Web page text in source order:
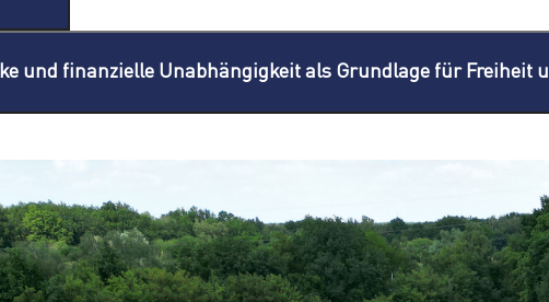
und finanzielle Unabhängigkeit als Grundlage für Freiheit